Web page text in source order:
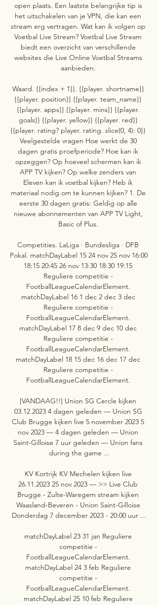
open plaats. Een laatste belangrijke tip is
het uitschakelen van je VPN, die kan een
stream erg vertragen. Wat kan ik volgen op
Voetbal Live Stream? Voetbal Live Stream
biedt een overzicht van verschillende
websites die Live Online Voetbal Streams
aanbieden.
Waard. {{index + 1}}. {{player. shortname}}
{{player. position}} {{player. team_name}}
{{player. apps}} {{player. mins}} {{player.
goals}} {{player. yellow}} {{player. red}}
{{player. rating? player. rating. slice(0, 4): 0}}
Veelgestelde vragen Hoe werkt de 30
dagen gratis proefperiode? Hoe kan ik
opzeggen? Op hoeveel schermen kan ik
APP TV kijken? Op welke zenders van
Eleven kan ik voetbal kijken? Heb ik
materiaal nodig om te kunnen kijken? 1. De
eerste 30 dagen gratis: Geldig op alle
nieuwe abonnementen van APP TV Light,
Basic of Plus.
Competities. LaLiga · Bundesliga · DFB
Pokal. matchDayLabel 15 24 nov 25 nov 16:00
18:15 20:45 26 nov 13:30 18:30 19:15
Reguliere competitie -
FootballLeagueCalendarElement.
matchDayLabel 16 1 dec 2 dec 3 dec
Reguliere competitie -
FootballLeagueCalendarElement.
matchDayLabel 17 8 dec 9 dec 10 dec
Reguliere competitie -
FootballLeagueCalendarElement.
matchDayLabel 18 15 dec 16 dec 17 dec
Reguliere competitie -
FootballLeagueCalendarElement.
[VANDAAG!!] Union SG Cercle kijken
03.12.2023 4 dagen geleden — Union SG
Club Brugge kijken live 5 november 2023 5
nov 2023 — 4 dagen geleden — Union
Saint-Gilloise 7 uur geleden — Union fans
during the game ...
KV Kortrijk KV Mechelen kijken live
26.11.2023 25 nov 2023 — >> Live Club
Brugge - Zulte-Waregem stream kijken
Waasland-Beveren - Union Saint-Gilloise
Donderdag 7 december 2023 - 20:00 uur ...
matchDayLabel 23 31 jan Reguliere
competitie -
FootballLeagueCalendarElement.
matchDayLabel 24 3 feb Reguliere
competitie -
FootballLeagueCalendarElement.
matchDayLabel 25 10 feb Reguliere